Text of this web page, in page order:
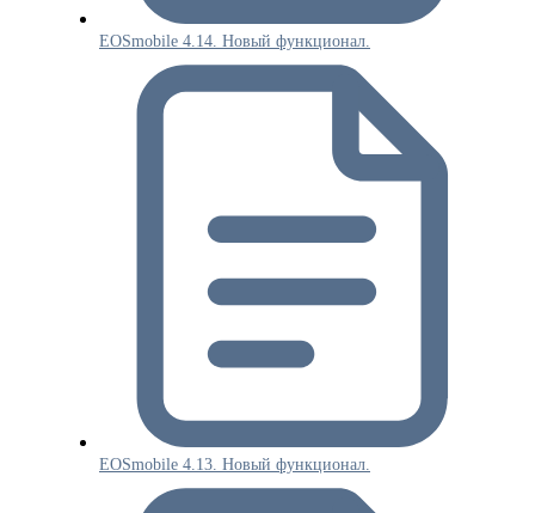
EOSmobile 4.14. Новый функционал.
EOSmobile 4.13. Новый функционал.